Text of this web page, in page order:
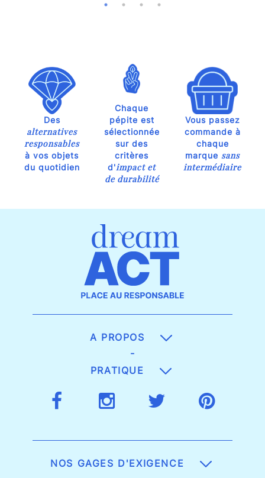
Des
alternatives
responsables
à vos objets
du quotidien
Chaque
pépite est
sélectionnée
sur des
critères
d'impact et
de durabilité
Vous passez
commande à
chaque
marque sans
intermédiaire
A PROPOS
-
PRATIQUE
NOS GAGES D'EXIGENCE